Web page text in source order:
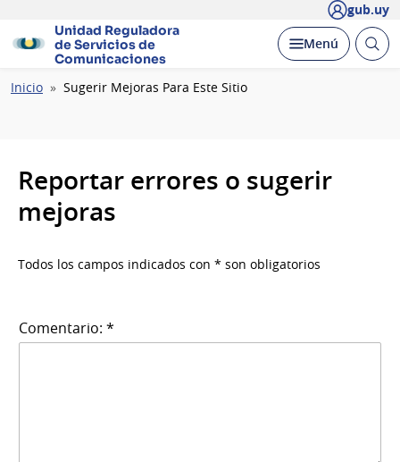
gub.uy
Unidad Reguladora
de Servicios de
Comunicaciones
Desplegar
Menú Abrir
Ruta
Inicio Sugerir Mejoras Para Este Sitio
Reportar errores o sugerir
mejoras
Todos los campos indicados con * son obligatorios
Comentario: *